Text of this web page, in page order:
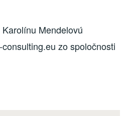
Mendelovú
zo spoločnosti